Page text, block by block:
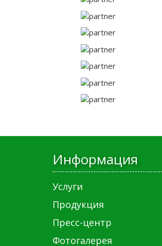
Информация
Услуги
Продукция
Пресс-центр
Фотогалерея